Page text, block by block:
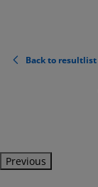
Back to resultlist
Previous